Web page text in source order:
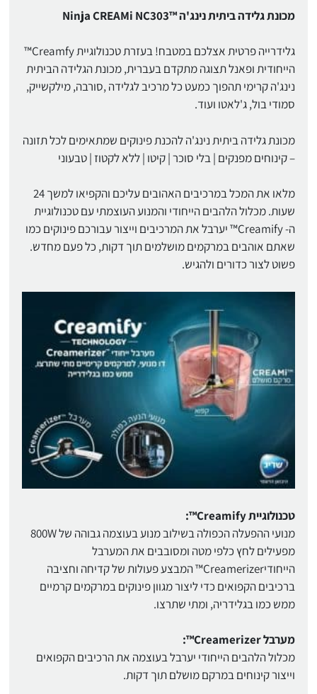
מכונת גלידה ביתית נינג'ה ™Ninja CREAMi NC303
גלידרייה פרטית אצלכם במטבח! בעזרת טכנולוגיית Creamfy™
הייחודית ופאנל תצוגה מתקדם בעברית, מכונת הגלידה הביתית
נינג'ה קרימי תהפוך כמעט כל מרכיב לגלידה ,סורבה, מילקשייק,
סמודי בול, ג'לאטו ועוד.
מכונת גלידה ביתית נינג'ה להכנת פינוקים שמתאימים לכל תזונה
– קינוחים מפנקים | בלי סוכר | קיטו | ללא לקטוז | טבעוני
מלאו את המכל במרכיבים האהובים עליכם והקפיאו למשך 24
שעות. מכלול הלהבים הייחודי והמנוע העוצמתי עם טכנולוגיית
ה- Creamify™ יערבל את המרכיבים וייצור עבורכם פינוקים כמו
שאתם אוהבים במרקמים מושלמים תוך דקות, כל פעם מחדש.
פשוט לצור כדורים ולהגיש.
טכנולוגיית Creamify™:
מנועי ההפעלה הכפולה בשילוב מנוע בעוצמה גבוהה של 800W
מפעילים לחץ כלפי מטה ומסובבים את המערבל
הייחודיCreamerizer™ המבצע פעולות של קדיחה וחציבה
ברכיבים הקפואים כדי ליצור מגוון פינוקים במרקמים קרמיים
ממש כמו בגלידריה, ומתי שתרצו.
מערבל Creamerizer™:
מכלול הלהבים הייחודי יערבל בעוצמה את הרכיבים הקפואים
וייצור קינוחים במרקם מושלם תוך דקות.